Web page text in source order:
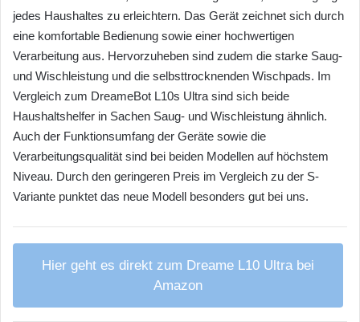
jedes Haushaltes zu erleichtern. Das Gerät zeichnet sich durch
eine komfortable Bedienung sowie einer hochwertigen
Verarbeitung aus. Hervorzuheben sind zudem die starke Saug-
und Wischleistung und die selbsttrocknenden Wischpads. Im
Vergleich zum DreameBot L10s Ultra sind sich beide
Haushaltshelfer in Sachen Saug- und Wischleistung ähnlich.
Auch der Funktionsumfang der Geräte sowie die
Verarbeitungsqualität sind bei beiden Modellen auf höchstem
Niveau. Durch den geringeren Preis im Vergleich zu der S-
Variante punktet das neue Modell besonders gut bei uns.
Hier geht es direkt zum Dreame L10 Ultra bei
Amazon